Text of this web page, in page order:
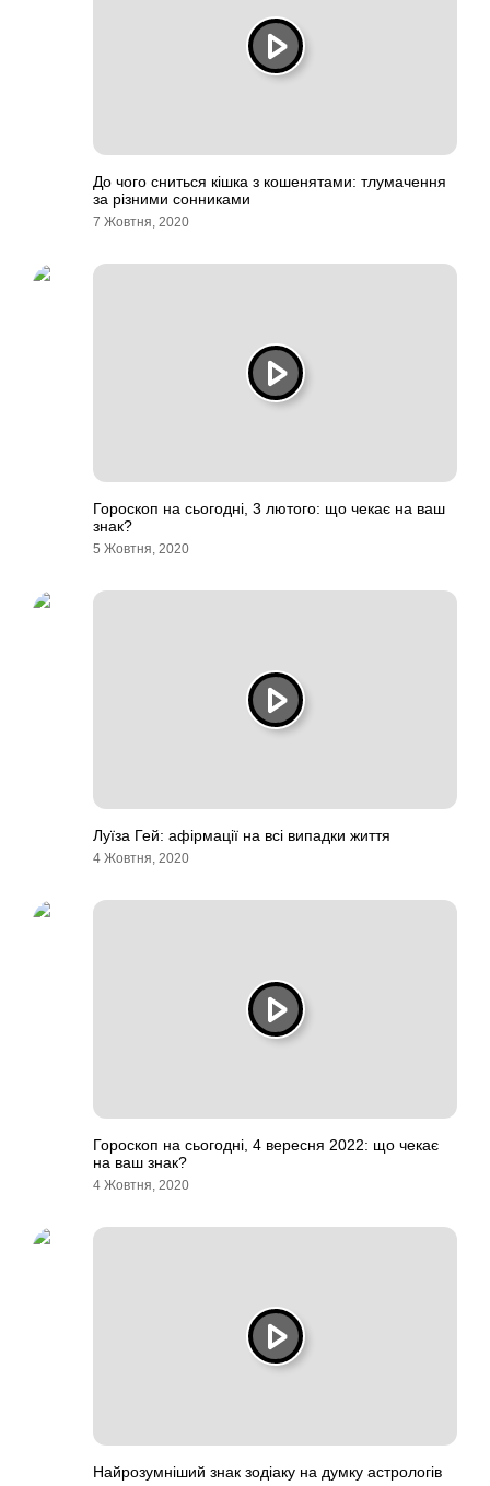
До чого сниться кішка з кошенятами: тлумачення
за різними сонниками
7 Жовтня, 2020
Гороскоп на сьогодні, 3 лютого: що чекає на ваш
знак?
5 Жовтня, 2020
Луїза Гей: афірмації на всі випадки життя
4 Жовтня, 2020
Гороскоп на сьогодні, 4 вересня 2022: що чекає
на ваш знак?
4 Жовтня, 2020
Найрозумніший знак зодіаку на думку астрологів